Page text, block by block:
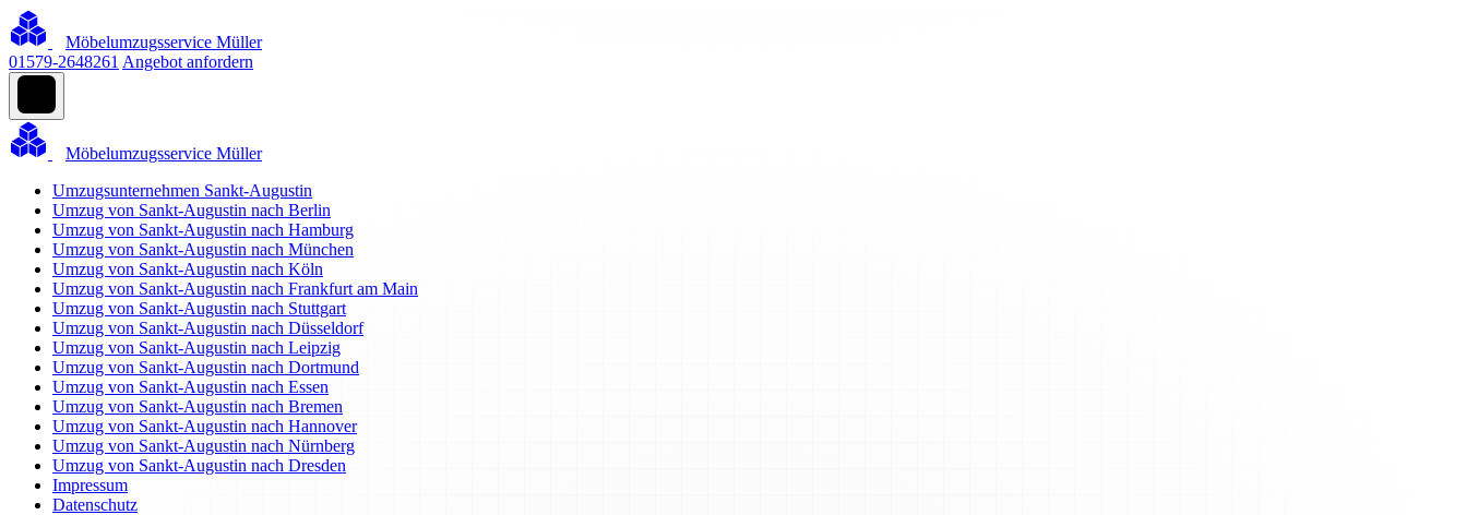
Möbelumzugsservice Müller
01579-2648261 Angebot anfordern
Möbelumzugsservice Müller
Umzugsunternehmen Sankt-Augustin
Umzug von Sankt-Augustin nach Berlin
Umzug von Sankt-Augustin nach Hamburg
Umzug von Sankt-Augustin nach München
Umzug von Sankt-Augustin nach Köln
Umzug von Sankt-Augustin nach Frankfurt am Main
Umzug von Sankt-Augustin nach Stuttgart
Umzug von Sankt-Augustin nach Düsseldorf
Umzug von Sankt-Augustin nach Leipzig
Umzug von Sankt-Augustin nach Dortmund
Umzug von Sankt-Augustin nach Essen
Umzug von Sankt-Augustin nach Bremen
Umzug von Sankt-Augustin nach Hannover
Umzug von Sankt-Augustin nach Nürnberg
Umzug von Sankt-Augustin nach Dresden
Impressum
Datenschutz